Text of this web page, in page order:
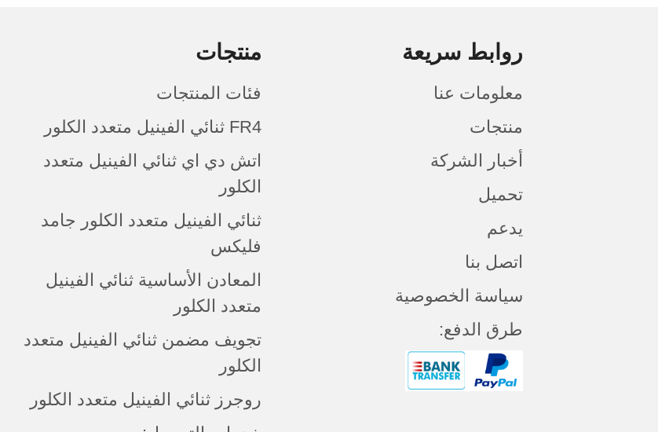
روابط سريعة
معلومات عنا
منتجات
أخبار الشركة
تحميل
يدعم
اتصل بنا
سياسة الخصوصية
طرق الدفع:
منتجات
فئات المنتجات
FR4 ثنائي الفينيل متعدد الكلور
اتش دي اي ثنائي الفينيل متعدد
الكلور
ثنائي الفينيل متعدد الكلور جامد
فليكس
المعادن الأساسية ثنائي الفينيل
متعدد الكلور
تجويف مضمن ثنائي الفينيل متعدد
الكلور
روجرز ثنائي الفينيل متعدد الكلور